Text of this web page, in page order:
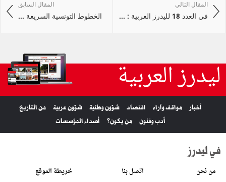
المقال السابق
الخطوط التونسية السريعة ...
المقال التالي
في العدد 18 لليدرز العربية : ...
ليدرز العربية
أخبار مواقف وآراء اقتصاد شؤون وطنية شؤون عربية
من التاريخ
أدب وفنون
من يكون؟ أصداء المؤسسات
في ليدرز
من نحن اتصل بنا خريطة الموقع